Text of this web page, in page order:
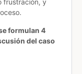
frustración, y
formulan 4
del caso